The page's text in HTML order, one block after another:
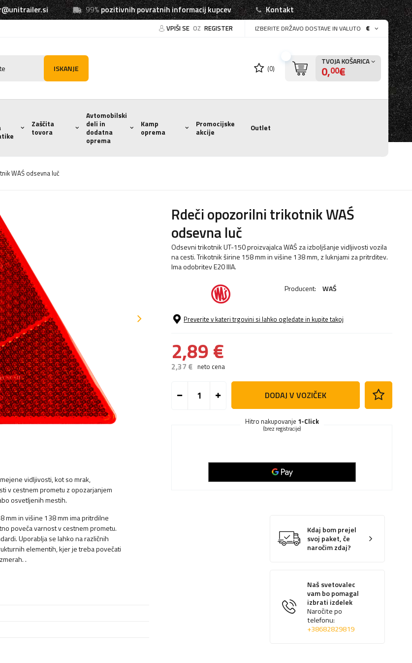
99%pozitivnih povratnih informacij kupcev Kontakt
VPIŠI SE OZ REGISTER IZBERITE DRŽAVO DOSTAVE IN VALUTO €
ISKANJE (0)
TVOJA KOŠARICA
0,00€
Zaščita
tovora
Avtomobilski
deli in
dodatna
oprema
Kamp
oprema
Promocijske
akcije
Outlet
WAŚ odsevna luč
Rdeči opozorilni trikotnik WAŚ
odsevna luč
Odsevni trikotnik UT-150 proizvajalca WAŚ za izboljšanje vidljivosti vozila
na cesti. Trikotnik širine 158 mm in višine 138 mm, z luknjami za pritrditev.
Ima odobritev E20 IIIA.
Producent: WAŚ
Preverite v kateri trgovini si lahko ogledate in kupite takoj
2,89 €
2,37 € neto cena
DODAJ V VOZIČEK
Hitro nakupovanje 1-Click
(brez registracije)
Kdaj bom prejel
svoj paket, če
naročim zdaj?
Naš svetovalec
vam bo pomagal
izbrati izdelek
Naročite po
telefonu:
+38682829819
vidljivosti, kot so mrak,
v cestnem prometu z opozarjanjem
osvetljenih mestih.
mm in višine 138 mm ima pritrdilne
poveča varnost v cestnem prometu.
Uporablja se lahko na različnih
elementih, kjer je treba povečati
.